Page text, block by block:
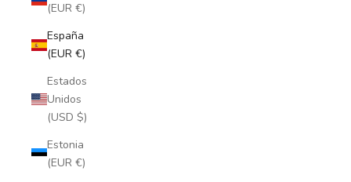
(EUR €)
España
(EUR €)
Estados
Unidos
(USD $)
Estonia
(EUR €)